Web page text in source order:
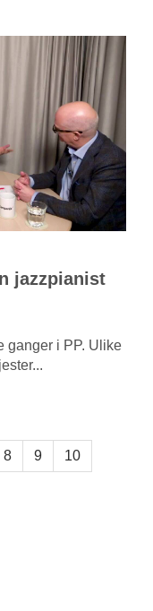
jazzpianist
ganger i PP. Ulike
8 9 10